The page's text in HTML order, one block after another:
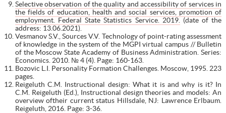
Selective observation of the quality and accessibility of services in
the fields of education, health and social services, promotion of
employment. Federal State Statistics Service. 2019.
(date of the
address: 13.06.2021).
Vesmanov S.V., Sources V.V. Technology of point-rating assessment
of knowledge in the system of the MGPI virtual campus // Bulletin
of the Moscow State Academy of Business Administration. Series:
Economics. 2010. № 4 (4). Page: 160-163.
Bozovic L.I. Personality Formation Challenges. Moscow, 1995. 223
pages.
Reigeluth C.M. Instructional design: What it is and why is it? In
C.M. Reigeluth (Ed.), Instructional design theories and models: An
overview oftheir current status Hillsdale, NJ: Lawrence Erlbaum.
Reigeluth, 2016. Page: 3-36.